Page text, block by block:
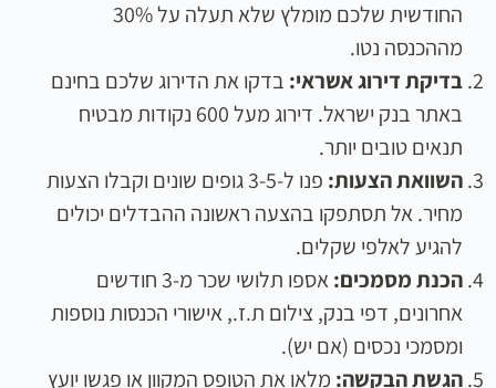
החודשית שלכם מומלץ שלא תעלה על 30%
מההכנסה נטו.
בדיקת דירוג אשראי: בדקו את הדירוג שלכם בחינם
באתר בנק ישראל. דירוג מעל 600 נקודות מבטיח
תנאים טובים יותר.
השוואת הצעות:
פנו ל-3-5 גופים שונים וקבלו הצעות
מחיר. אל תסתפקו בהצעה ראשונה ההבדלים יכולים
להגיע לאלפי שקלים.
הכנת מסמכים:
אספו תלושי שכר מ-3 חודשים
אחרונים, דפי בנק, צילום ת.ז., אישורי הכנסות נוספות
ומסמכי נכסים (אם יש).
הגשת הבקשה: מלאו את הטופס המקוון או פגשו יועץ